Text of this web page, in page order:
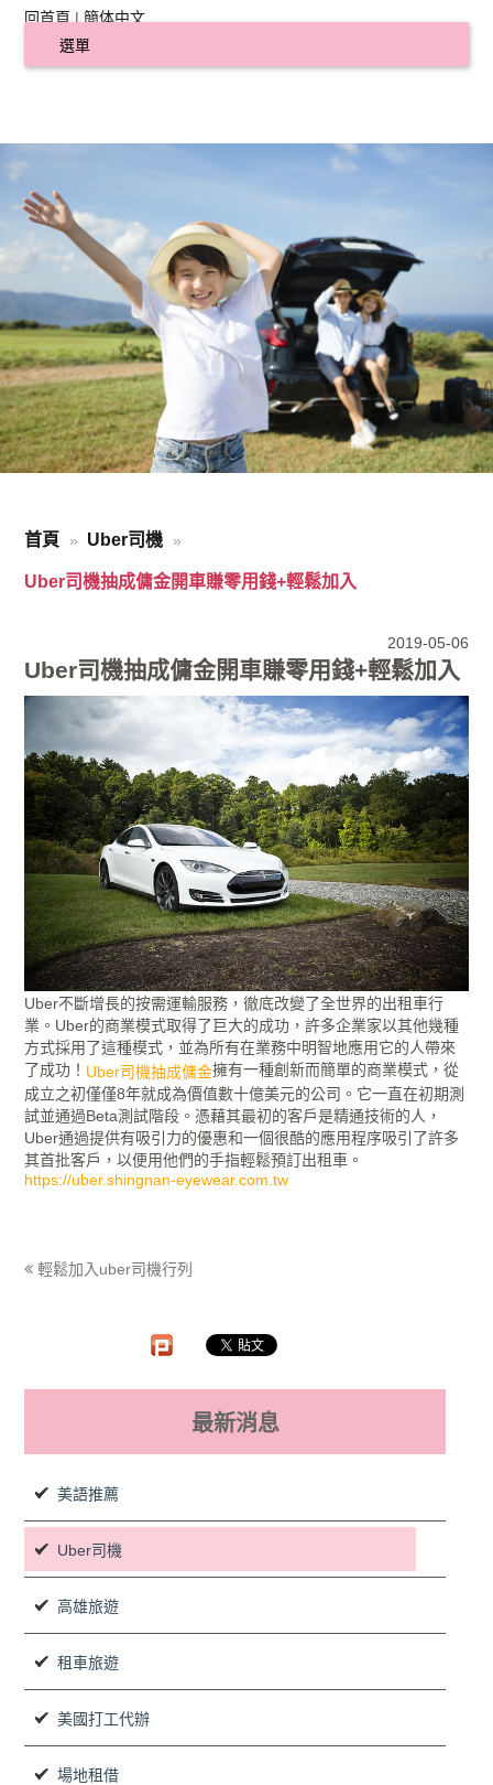
回首頁 |簡体中文
選單
首頁 Uber司機
Uber司機抽成傭金開車賺零用錢+輕鬆加入
2019-05-06
Uber司機抽成傭金開車賺零用錢+輕鬆加入
Uber不斷增長的按需運輸服務，徹底改變了全世界的出租車行
業。Uber的商業模式取得了巨大的成功，許多企業家以其他幾種
方式採用了這種模式，並為所有在業務中明智地應用它的人帶來
了成功！ Uber司機抽成傭金擁有一種創新而簡單的商業模式，從
成立之初僅僅8年就成為價值數十億美元的公司。它一直在初期測
試並通過Beta測試階段。憑藉其最初的客戶是精通技術的人，
Uber通過提供有吸引力的優惠和一個很酷的應用程序吸引了許多
其首批客戶，以便用他們的手指輕鬆預訂出租車。
https://uber.shingnan-eyewear.com.tw
輕鬆加入uber司機行列‎
最新消息
美語推薦
Uber司機
高雄旅遊
租車旅遊
美國打工代辦
場地租借